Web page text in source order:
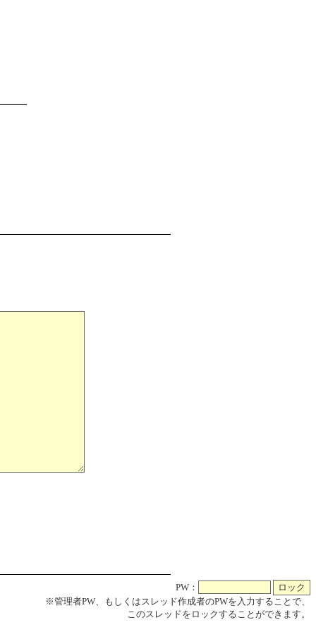
PW：
※管理者PW、もしくはスレッド作成者のPWを入力することで、
このスレッドをロックすることができます。